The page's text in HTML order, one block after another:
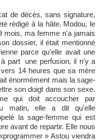
de décès, sans signature,
rédigé à la hâte. Modou, le
mois, ma femme n'a jamais
dossier, il était mentionné
parce qu'elle avait une
part une perfusion, il n'y a
14 heures que sa mère
énormément mais la sage-
son doigt dans son sexe.
qui doit accoucher par
matin, elle a dit qu'elle
la sage-femme qui est
avant de repartir. Elle nous
» Astou viendra